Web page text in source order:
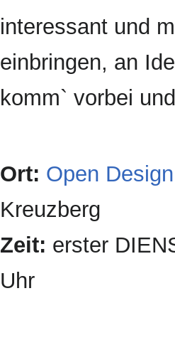
interessant und
einbringen, an
komm` vorbei
Ort: Open
Kreuzberg
Zeit: erster
Uhr